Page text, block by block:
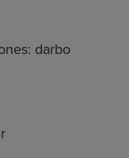
darbo